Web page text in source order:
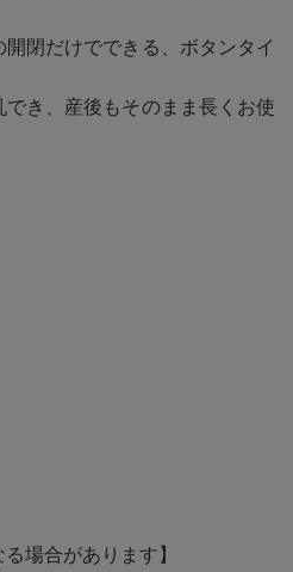
閉だけでできる、ボタンタイ
き、産後もそのまま長くお使
場合があります】